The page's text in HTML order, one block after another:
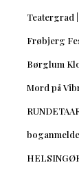
Teatergrad
Frøbjerg
Børglum
Mord på